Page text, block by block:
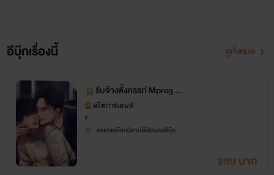
สุดที่รัก พิมพินิจ
หนุ่มน้อยหน้าตาน่ารัก ฐานะทางบ้านค่อนข้างยากจน
อีบุ๊กเรื่องนี้ ดูทั้งหมด
รับจ้างตั้งครรภ์ Mpreg (มี
ตอนพิเศษ)
สวีทการ์เดนท์
Y
เคยปลดล็อกนิยายได้ส่วนลดอีบุ๊ก
299 บาท